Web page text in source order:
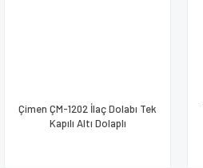
Çimen ÇM-1202 İlaç Dolabı Tek
Kapılı Altı Dolaplı